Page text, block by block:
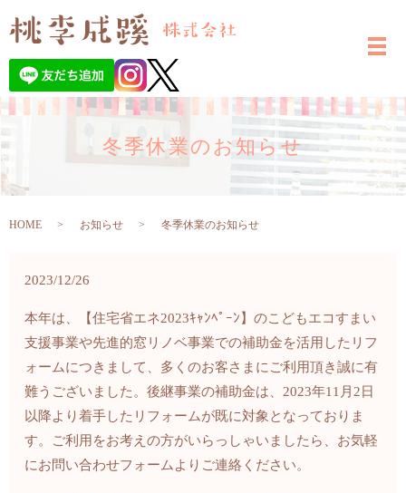
冬季休業のお知らせ
HOME お知らせ 冬季休業のお知らせ
2023/12/26
本年は、【住宅省エネ2023ｷｬﾝﾍﾟｰﾝ】のこどもエコすまい
支援事業や先進的窓リノベ事業での補助金を活用したリフ
ォームにつきまして、多くのお客さまにご利用頂き誠に有
難うございました。後継事業の補助金は、2023年11月2日
以降より着手したリフォームが既に対象となっておりま
す。ご利用をお考えの方がいらっしゃいましたら、お気軽
にお問い合わせフォームよりご連絡ください。